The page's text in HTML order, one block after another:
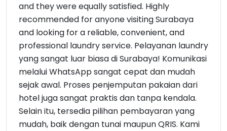
and they were equally satisfied. Highly
recommended for anyone visiting Surabaya
and looking for a reliable, convenient, and
professional laundry service. Pelayanan laundry
yang sangat luar biasa di Surabaya! Komunikasi
melalui WhatsApp sangat cepat dan mudah
sejak awal. Proses penjemputan pakaian dari
hotel juga sangat praktis dan tanpa kendala.
Selain itu, tersedia pilihan pembayaran yang
mudah, baik dengan tunai maupun QRIS. Kami